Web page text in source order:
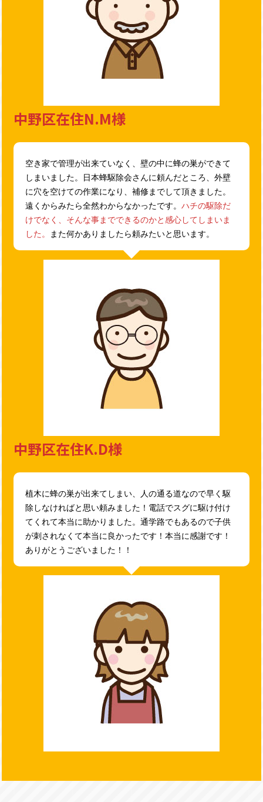
中野区在住N.M様
空き家で管理が出来ていなく、壁の中に蜂の巣ができて
しまいました。日本蜂駆除会さんに頼んだところ、外壁
に穴を空けての作業になり、補修までして頂きました。
遠くからみたら全然わからなかったです。 ハチの駆除だ
けでなく、そんな事までできるのかと感心してしまいま
した。 また何かありましたら頼みたいと思います。
中野区在住K.D様
植木に蜂の巣が出来てしまい、人の通る道なので早く駆
除しなければと思い頼みました！電話でスグに駆け付け
てくれて本当に助かりました。通学路でもあるので子供
が刺されなくて本当に良かったです！本当に感謝です！
ありがとうございました！！